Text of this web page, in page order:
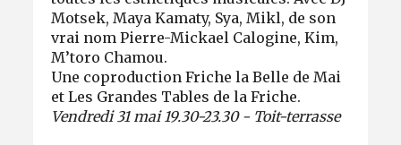
Motsek, Maya Kamaty, Sya, Mikl, de son
vrai nom Pierre-Mickael Calogine, Kim,
M’toro Chamou.
Une coproduction Friche la Belle de Mai
et Les Grandes Tables de la Friche.
Vendredi 31 mai 19.30-23.30 - Toit-terrasse